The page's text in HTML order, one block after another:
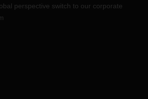
perspective switch to our corporate